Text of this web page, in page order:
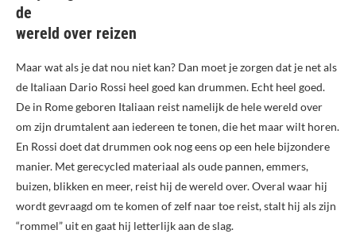
de
wereld over reizen
Maar wat als je dat nou niet kan? Dan moet je zorgen dat je net als
de Italiaan Dario Rossi heel goed kan drummen. Echt heel goed.
De in Rome geboren Italiaan reist namelijk de hele wereld over
om zijn drumtalent aan iedereen te tonen, die het maar wilt horen.
En Rossi doet dat drummen ook nog eens op een hele bijzondere
manier. Met gerecycled materiaal als oude pannen, emmers,
buizen, blikken en meer, reist hij de wereld over. Overal waar hij
wordt gevraagd om te komen of zelf naar toe reist, stalt hij als zijn
“rommel” uit en gaat hij letterlijk aan de slag.